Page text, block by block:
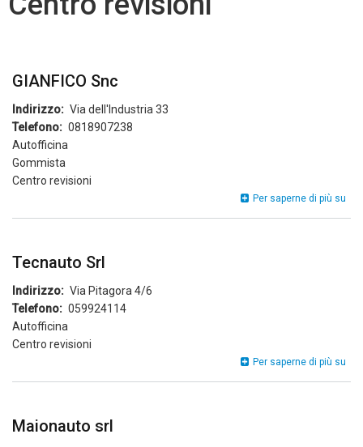
GIANFICO Snc
Indirizzo
Via dell'Industria 33
Telefono
0818907238
Autofficina
Gommista
Centro revisioni
Per saperne di più su
Tecnauto Srl
Indirizzo
Via Pitagora 4/6
Telefono
059924114
Autofficina
Centro revisioni
Per saperne di più su
Maionauto srl